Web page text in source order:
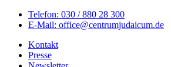
Telefon: 030 / 880 28 300
E-Mail: office@centrumjudaicum.de
Kontakt
Presse